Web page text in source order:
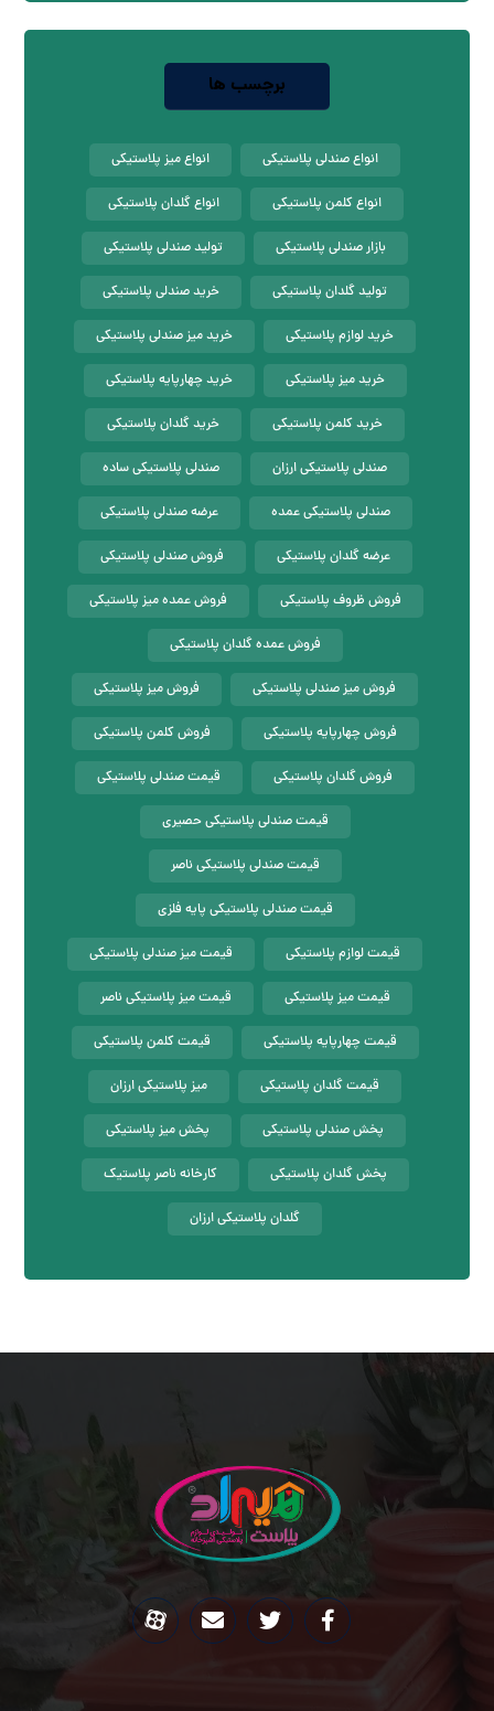
برچسب ها
انواع صندلی پلاستیکی انواع میز پلاستیکی
انواع کلمن پلاستیکی انواع گلدان پلاستیکی
بازار صندلی پلاستیکی تولید صندلی پلاستیکی
تولید گلدان پلاستیکی خرید صندلی پلاستیکی
خرید لوازم پلاستیکی خرید میز صندلی پلاستیکی
خرید میز پلاستیکی خرید چهارپایه پلاستیکی
خرید کلمن پلاستیکی خرید گلدان پلاستیکی
صندلی پلاستیکی ارزان صندلی پلاستیکی ساده
صندلی پلاستیکی عمده عرضه صندلی پلاستیکی
عرضه گلدان پلاستیکی فروش صندلی پلاستیکی
فروش ظروف پلاستیکی فروش عمده میز پلاستیکی
فروش عمده گلدان پلاستیکی
فروش میز صندلی پلاستیکی فروش میز پلاستیکی
فروش چهارپایه پلاستیکی فروش کلمن پلاستیکی
فروش گلدان پلاستیکی قیمت صندلی پلاستیکی
قیمت صندلی پلاستیکی حصیری
قیمت صندلی پلاستیکی ناصر
قیمت صندلی پلاستیکی پایه فلزی
قیمت لوازم پلاستیکی قیمت میز صندلی پلاستیکی
قیمت میز پلاستیکی قیمت میز پلاستیکی ناصر
قیمت چهارپایه پلاستیکی قیمت کلمن پلاستیکی
قیمت گلدان پلاستیکی میز پلاستیکی ارزان
پخش صندلی پلاستیکی پخش میز پلاستیکی
پخش گلدان پلاستیکی کارخانه ناصر پلاستیک
گلدان پلاستیکی ارزان